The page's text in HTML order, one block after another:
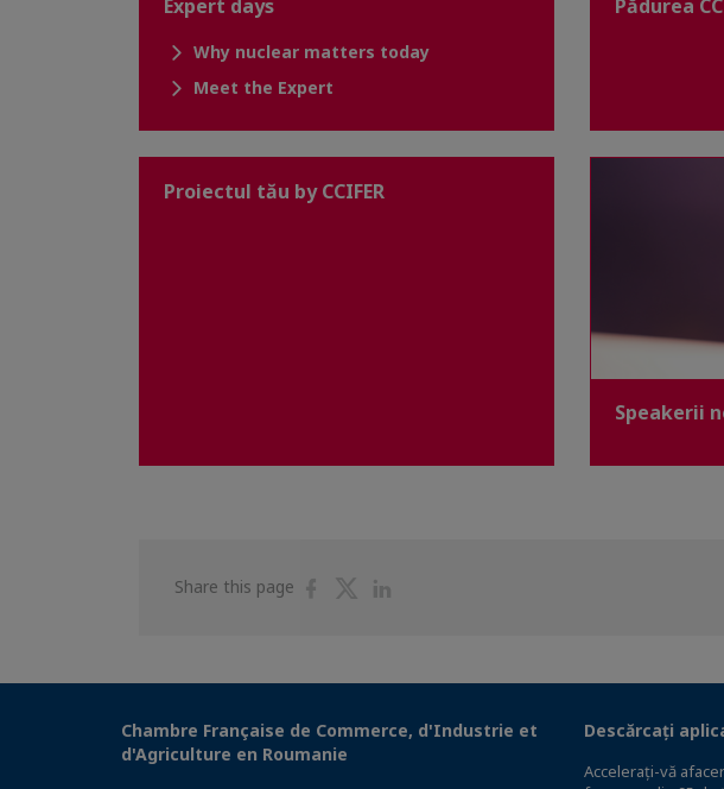
Expert days
Why nuclear matters today
Meet the Expert
Pădurea
Proiectul tău by CCIFER
Speakerii
Share this page
ShareShare
Chambre Française de Commerce, d'Industrie et
d'Agriculture en Roumanie
Descărcați
Accelerați-vă